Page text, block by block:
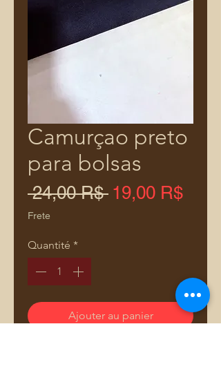
Camurçao preto
para bolsas
24,00 R$ Prix
19,00 R$Prix
Frete
Quantité *
Ajouter au panier